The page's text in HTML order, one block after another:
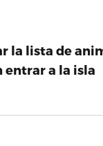
la lista de
entrar a la isla